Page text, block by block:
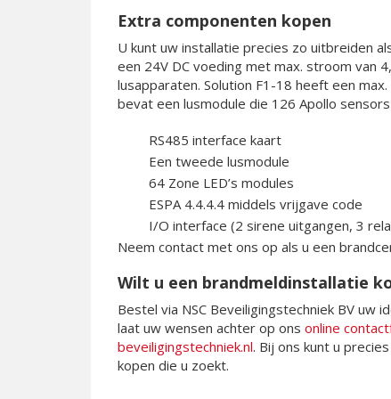
Extra componenten kopen
U kunt uw installatie precies zo uitbreiden
een 24V DC voeding met max. stroom van
lusapparaten. Solution F1-18 heeft een
bevat een lusmodule die 126 Apollo
RS485 interface kaart
Een tweede lusmodule
64 Zone LED’s modules
ESPA 4.4.4.4 middels vrijgave code
I/O interface (2 sirene uitgangen, 3
Neem contact met ons op als u een
Wilt u een brandmeldinstallatie
Bestel via NSC Beveiligingstechniek BV uw
laat uw wensen achter op ons online
beveiligingstechniek.nl. Bij ons kunt u
kopen die u zoekt.